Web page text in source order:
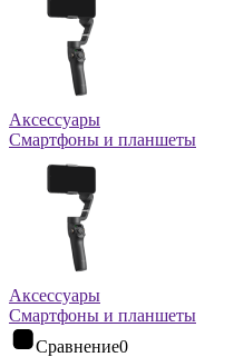
Аксессуары
Смартфоны и планшеты
Аксессуары
Смартфоны и планшеты
Сравнение0